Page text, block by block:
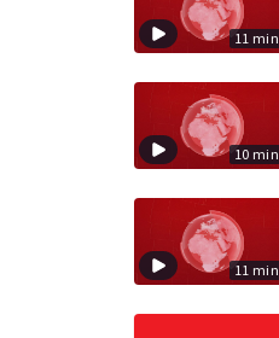
11 min
10 min
11 min